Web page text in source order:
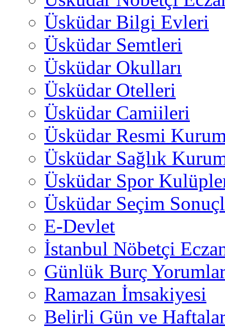
Üsküdar Bilgi Evleri
Üsküdar Semtleri
Üsküdar Okulları
Üsküdar Otelleri
Üsküdar Camiileri
Üsküdar Resmi
Üsküdar Sağlık
Üsküdar Spor
Üsküdar Seçim
E-Devlet
İstanbul Nöbetçi
Günlük Burç
Ramazan İmsakiyesi
Belirli Gün ve